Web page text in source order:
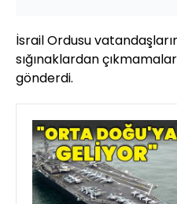
İsrail Ordusu
sığınaklardan
gönderdi.